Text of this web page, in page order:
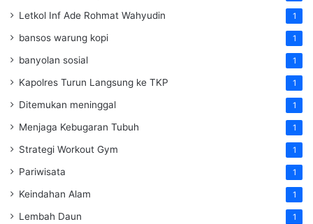
Letkol Inf Ade Rohmat Wahyudin 1
bansos warung kopi 1
banyolan sosial 1
Kapolres Turun Langsung ke TKP 1
Ditemukan meninggal 1
Menjaga Kebugaran Tubuh 1
Strategi Workout Gym 1
Pariwisata 1
Keindahan Alam 1
Lembah Daun 1